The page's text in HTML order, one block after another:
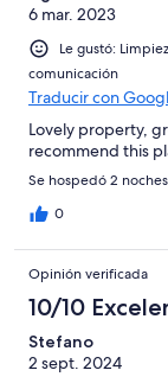
6 mar. 2023
Le gustó:
comunicación
Traducir con
Lovely property,
recommend this
Se hospedó 2
0
Opinión verificada
10/10
Stefano
2 sept. 2024